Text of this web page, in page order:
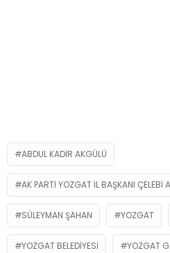
ABDUL KADIR AKGÜLÜ
AK PARTI YOZGAT İL BAŞKANI ÇELEBI
SÜLEYMAN ŞAHAN YOZGAT
YOZGAT BELEDIYESI YOZGAT